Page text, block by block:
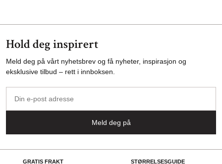
Hold deg inspirert
Meld deg på vårt nyhetsbrev og få nyheter, inspirasjon og
eksklusive tilbud – rett i innboksen.
post
Meld deg på
GRATIS FRAKT STØRRELSESGUIDE